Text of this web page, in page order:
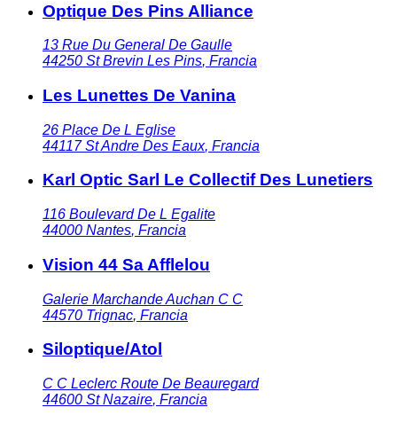
Optique Des Pins Alliance
13 Rue Du General De Gaulle
44250 St Brevin Les Pins, Francia
Les Lunettes De Vanina
26 Place De L Eglise
44117 St Andre Des Eaux, Francia
Karl Optic Sarl Le Collectif Des Lunetiers
116 Boulevard De L Egalite
44000 Nantes, Francia
Vision 44 Sa Afflelou
Galerie Marchande Auchan C C
44570 Trignac, Francia
Siloptique/Atol
C C Leclerc Route De Beauregard
44600 St Nazaire, Francia